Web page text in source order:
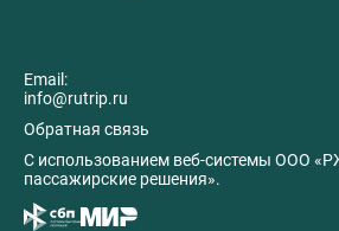
Email:
info@rutrip.ru
Обратная связь
C использованием веб-системы ООО
пассажирские решения».